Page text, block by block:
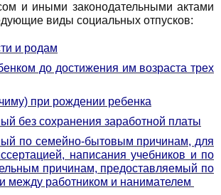
и иными законодательными актами
виды социальных отпусков:
и родам
до достижения им возраста трех
при рождении ребенка
без сохранения заработной платы
по семейно-бытовым причинам, для
написания учебников и по
причинам, предоставляемый по
между работником и нанимателем